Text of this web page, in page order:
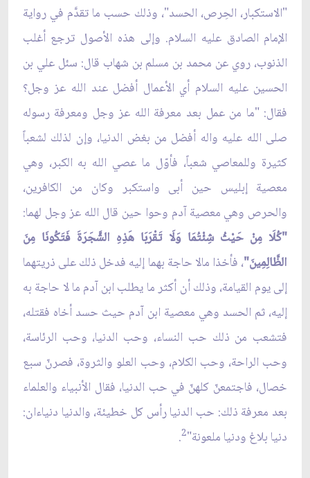
"الاستكبار، الحِرص، الحسد"، وذلك حسب ما تقدَّم في رواية
الإمام الصادق عليه السلام. وإلى هذه الأصول ترجع أغلب
الذنوب، روي عن محمد بن مسلم بن شهاب قال: سئل علي بن
الحسين عليه السلام أي الأعمال أفضل عند الله عز وجل؟
فقال: "ما من عمل بعد معرفة الله عز وجل ومعرفة رسوله
صلى الله عليه واله أفضل من بغض الدنيا، وإن لذلك لشعباً
كثيرة وللمعاصي شعباً، فأوّل ما عصي الله به الكبر، وهي
معصية إبليس حين أبى واستكبر وكان من الكافرين،
والحرص وهي معصية آدم وحوا حين قال الله عز وجل لهما:
"كُلَا مِنْ حَيْثُ شِئْتُمَا وَلَا تَقْرَبَا هَذِهِ الشَّجَرَةَ فَتَكُونَا مِنَ
الظَّالِمِينَ"، فأخذا مالا حاجة بهما إليه فدخل ذلك على ذريتهما
إلى يوم القيامة، وذلك أن أكثر ما يطلب ابن آدم ما لا حاجة به
إليه، ثم الحسد وهي معصية ابن آدم حيث حسد أخاه فقتله،
فتشعب من ذلك حب النساء، وحب الدنيا، وحب الرئاسة،
وحب الراحة، وحب الكلام، وحب العلو والثروة، فصرنّ سبع
خصال، فاجتمعنّ كلهنّ في حب الدنيا، فقال الأنبياء والعلماء
بعد معرفة ذلك: حب الدنيا رأس كل خطيئة، والدنيا دنياءان:
دنيا بلاغ ودنيا ملعونة"2
.